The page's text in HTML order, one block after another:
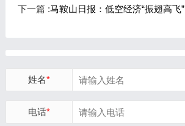
下一篇 :马鞍山日报：低空经济“振翅高飞”
姓名*
电话*